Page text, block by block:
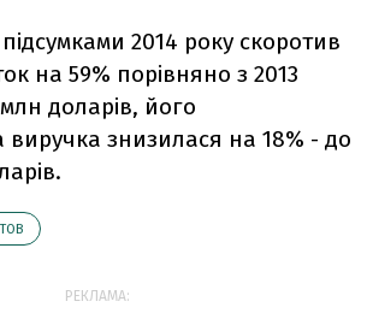
2014 року скоротив
на 59% порівняно з 2013
доларів, його
виручка знизилася на 18% - до
РЕКЛАМА: